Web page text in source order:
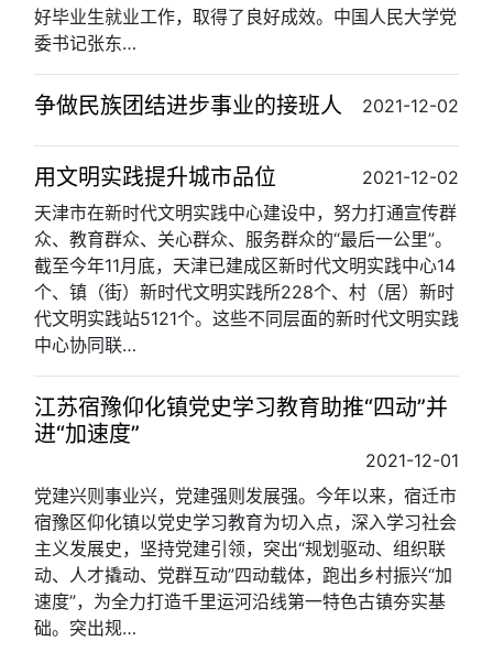
好毕业生就业工作，取得了良好成效。中国人民大学党
委书记张东…
争做民族团结进步事业的接班人 2021-12-02
用文明实践提升城市品位
2021-12-02
天津市在新时代文明实践中心建设中，努力打通宣传群
众、教育群众、关心群众、服务群众的“最后一公里”。
截至今年11月底，天津已建成区新时代文明实践中心14
个、镇（街）新时代文明实践所228个、村（居）新时
代文明实践站5121个。这些不同层面的新时代文明实践
中心协同联…
江苏宿豫仰化镇党史学习教育助推“四动”并
进“加速度”
2021-12-01
党建兴则事业兴，党建强则发展强。今年以来，宿迁市
宿豫区仰化镇以党史学习教育为切入点，深入学习社会
主义发展史，坚持党建引领，突出“规划驱动、组织联
动、人才撬动、党群互动”四动载体，跑出乡村振兴“加
速度”，为全力打造千里运河沿线第一特色古镇夯实基
础。突出规…